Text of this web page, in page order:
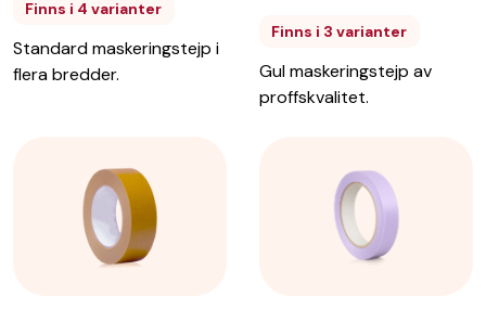
Finns i 4 varianter
Standard maskeringstejp i
flera bredder.
Finns i 3 varianter
Gul maskeringstejp av
proffskvalitet.